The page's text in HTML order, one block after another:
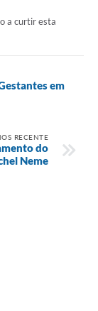
a curtir esta
em
RECENTE
do
Neme